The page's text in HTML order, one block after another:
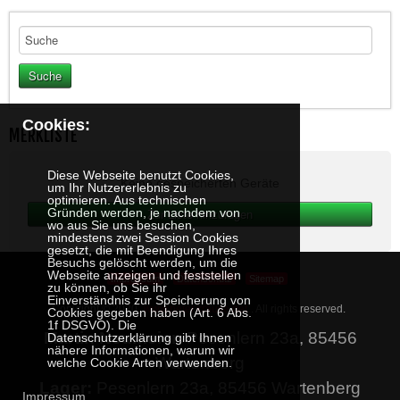
Cookies:
Diese Webseite benutzt Cookies,
um Ihr Nutzererlebnis zu
optimieren. Aus technischen
Gründen werden, je nachdem von
wo aus Sie uns besuchen,
mindestens zwei Session Cookies
gesetzt, die mit Beendigung Ihres
Besuchs gelöscht werden, um die
Webseite anzeigen und feststellen
zu können, ob Sie ihr
Einverständnis zur Speicherung von
Cookies gegeben haben (Art. 6 Abs.
1f DSGVO). Die
Datenschutzerklärung gibt Ihnen
nähere Informationen, warum wir
welche Cookie Arten verwenden.
Impressum
MERKLISTE
Keine gespeicherten Geräte
Impressum Datenschutz Sitemap
Copyright © 2020 www.peter.krause.net . All rights reserved.
Martin Neumeier, Pesenlern 23a, 85456
Wartenberg
Pesenlern 23a, 85456 Wartenberg